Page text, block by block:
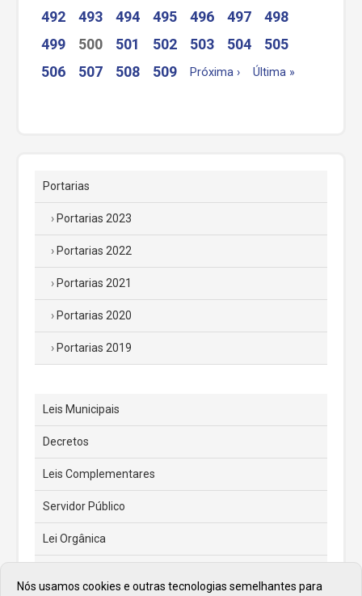
492
493 494 495 496 497
498
499
500 501 502 503 504
505
506
507 508 509 Próxima › Última »
Portarias
Portarias 2023
Portarias 2022
Portarias 2021
Portarias 2020
Portarias 2019
Leis Municipais
Decretos
Leis Complementares
Servidor Público
Lei Orgânica
Nós usamos cookies e outras tecnologias semelhantes para